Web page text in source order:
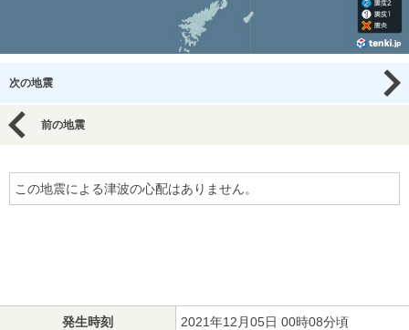
次の地震
前の地震
この地震による津波の心配はありません。
発生時刻 2021年12月05日 00時08分頃